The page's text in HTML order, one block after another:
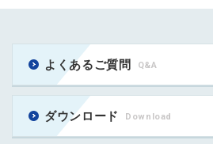
よくあるご質問 Q&A
ダウンロード Download